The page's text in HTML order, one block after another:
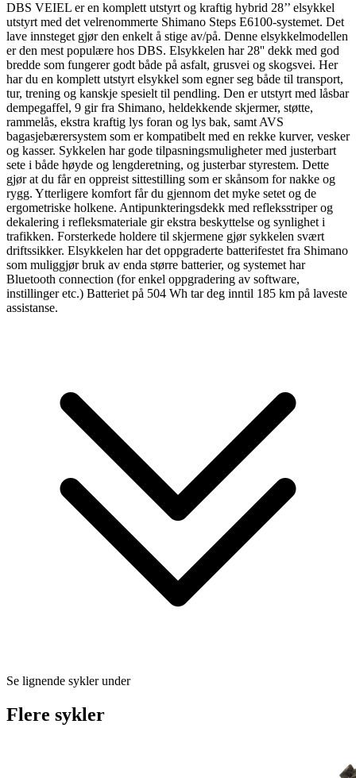
DBS VEIEL er en komplett utstyrt og kraftig hybrid 28’’ elsykkel
utstyrt med det velrenommerte Shimano Steps E6100-systemet. Det
lave innsteget gjør den enkelt å stige av/på. Denne elsykkelmodellen
er den mest populære hos DBS. Elsykkelen har 28'' dekk med god
bredde som fungerer godt både på asfalt, grusvei og skogsvei. Her
har du en komplett utstyrt elsykkel som egner seg både til transport,
tur, trening og kanskje spesielt til pendling. Den er utstyrt med låsbar
dempegaffel, 9 gir fra Shimano, heldekkende skjermer, støtte,
rammelås, ekstra kraftig lys foran og lys bak, samt AVS
bagasjebærersystem som er kompatibelt med en rekke kurver, vesker
og kasser. Sykkelen har gode tilpasningsmuligheter med justerbart
sete i både høyde og lengderetning, og justerbar styrestem. Dette
gjør at du får en oppreist sittestilling som er skånsom for nakke og
rygg. Ytterligere komfort får du gjennom det myke setet og de
ergometriske holkene. Antipunkteringsdekk med refleksstriper og
dekalering i refleksmateriale gir ekstra beskyttelse og synlighet i
trafikken. Forsterkede holdere til skjermene gjør sykkelen svært
driftssikker. Elsykkelen har det oppgraderte batterifestet fra Shimano
som muliggjør bruk av enda større batterier, og systemet har
Bluetooth connection (for enkel oppgradering av software,
instillinger etc.) Batteriet på 504 Wh tar deg inntil 185 km på laveste
assistanse.
Se lignende sykler under
Flere sykler